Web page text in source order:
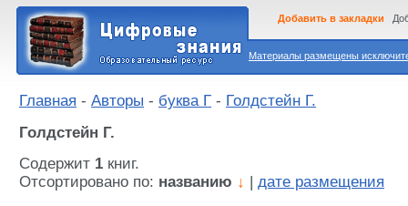
Материалы размещены
Добавить в закладки
Главная - Авторы - буква Г - Голдстейн Г.
Голдстейн Г.
Содержит 1 книг.
Отсортировано по: названию ↓ дате размещения